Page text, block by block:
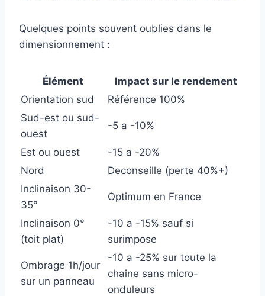
Quelques points souvent oublies dans le
dimensionnement :
Élément
Impact sur le rendement
Orientation sud
Référence 100%
Sud-est ou sud-
ouest
-5 a -10%
Est ou ouest
-15 a -20%
Nord
Deconseille (perte 40%+)
Inclinaison 30-
35°
Optimum en France
Inclinaison 0°
(toit plat)
-10 a -15% sauf si
surimpose
Ombrage 1h/jour
sur un panneau
-10 a -25% sur toute la
chaine sans micro-
onduleurs